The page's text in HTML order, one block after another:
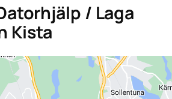
/ Laga
Kista